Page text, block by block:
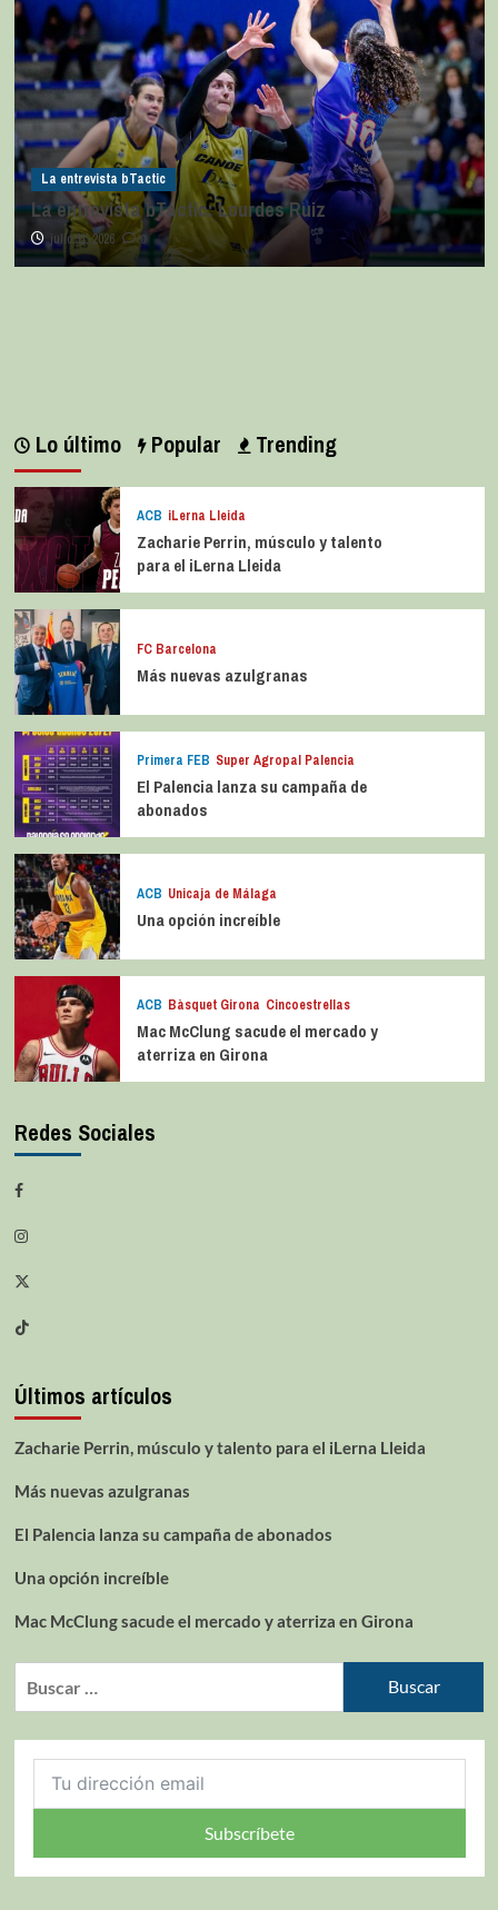
La entrevista bTactic
La entrevista bTactic: Lourdes Ruiz
julio 11, 2026 0
Lo último Popular Trending
ACB iLerna Lleida
Zacharie Perrin, músculo y talento
para el iLerna Lleida
FC Barcelona
Más nuevas azulgranas
Primera FEB Super Agropal Palencia
El Palencia lanza su campaña de
abonados
ACB Unicaja de Málaga
Una opción increíble
ACB Bàsquet Girona Cincoestrellas
Mac McClung sacude el mercado y
aterriza en Girona
Redes Sociales
Últimos artículos
Zacharie Perrin, músculo y talento para el iLerna Lleida
Más nuevas azulgranas
El Palencia lanza su campaña de abonados
Una opción increíble
Mac McClung sacude el mercado y aterriza en Girona
Subscríbete